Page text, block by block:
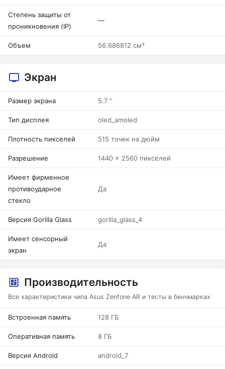
Степень защиты от
проникновения (IP)
—
Объем 56.686812 см³
Экран
Размер экрана 5.7 "
Тип дисплея oled_amoled
Плотность пикселей 515 точек на дюйм
Разрешение 1440 x 2560 пикселей
Имеет фирменное
противоударное
стекло
Да
Версия Gorilla Glass gorilla_glass_4
Имеет сенсорный
экран
Да
Производительность
Все характеристики чипа Asus Zenfone AR и тесты в бенчмарках
Встроенная память 128 ГБ
Оперативная память 8 ГБ
Версия Android android_7